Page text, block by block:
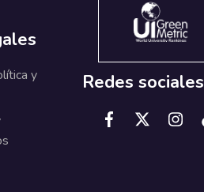
y
Redes sociales